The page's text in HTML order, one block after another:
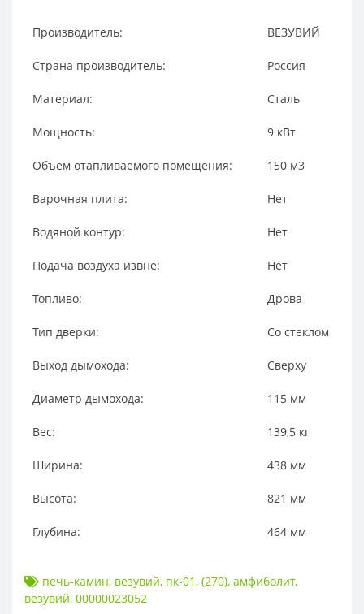
Производитель: ВЕЗУВИЙ
Страна производитель: Россия
Материал: Сталь
Мощность: 9 кВт
Объем отапливаемого помещения: 150 м3
Варочная плита: Нет
Водяной контур: Нет
Подача воздуха извне: Нет
Топливо: Дрова
Тип дверки: Со стеклом
Выход дымохода: Сверху
Диаметр дымохода: 115 мм
Вес: 139,5 кг
Ширина: 438 мм
Высота: 821 мм
Глубина: 464 мм
печь-камин, везувий, пк-01, (270), амфиболит,
везувий, 00000023052